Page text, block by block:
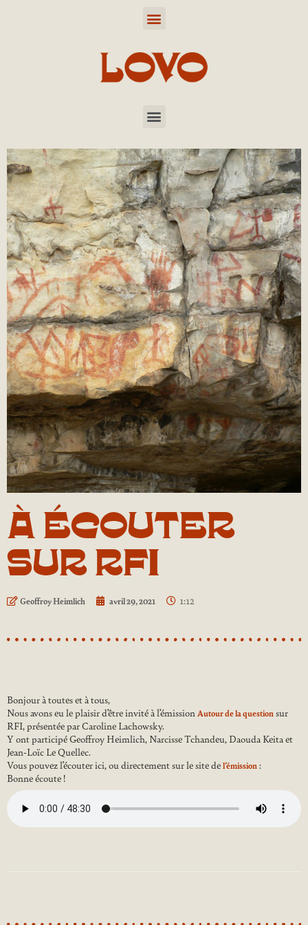
À ÉCOUTER
SUR RFI
Geoffroy Heimlich avril 29, 2021 1:12
Bonjour à toutes et à tous,
Nous avons eu le plaisir d’être invité à l’émission Autour de la question sur
RFI, présentée par Caroline Lachowsky.
Y ont participé Geoffroy Heimlich, Narcisse Tchandeu, Daouda Keita et
Jean-Loïc Le Quellec.
Vous pouvez l’écouter ici, ou directement sur le site de l’émission :
Bonne écoute !